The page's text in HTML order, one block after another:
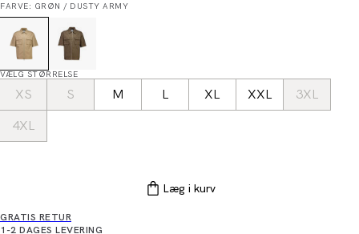
FARVE: GRØN / DUSTY ARMY
VÆLG STØRRELSE
XS S M L XL XXL
3XL
4XL
Læg i kurv
GRATIS RETUR
1-2 DAGES LEVERING